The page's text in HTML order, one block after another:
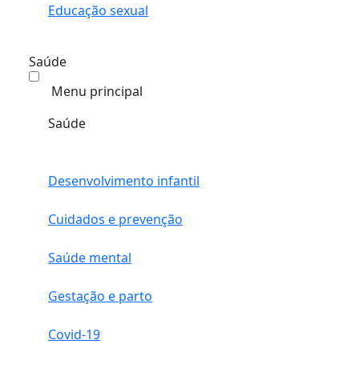
Educação sexual
Saúde
Menu principal
Saúde
Desenvolvimento infantil
Cuidados e prevenção
Saúde mental
Gestação e parto
Covid-19